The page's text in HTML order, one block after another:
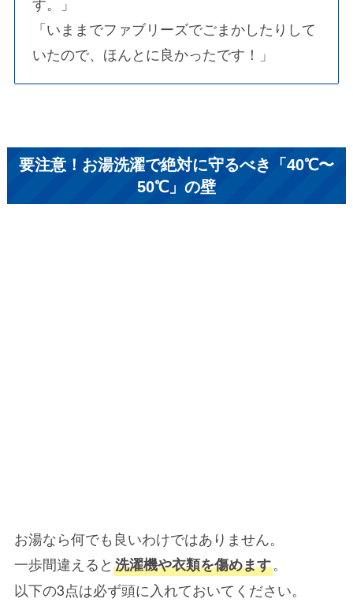
「いままでファブリーズでごまかしたりして
いたので、ほんとに良かったです！」
要注意！お湯洗濯で絶対に守るべき「40℃〜
50℃」の壁
お湯なら何でも良いわけではありません。
一歩間違えると 洗濯機や衣類を傷めます。
以下の3点は必ず頭に入れておいてください。